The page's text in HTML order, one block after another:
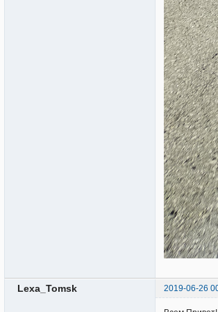
Lexa_Tomsk 2019-06-26